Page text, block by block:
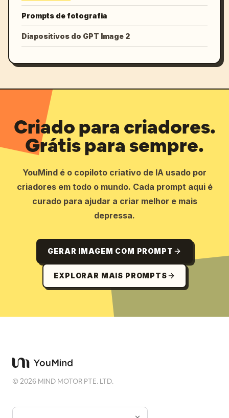
Prompts de fotografia
Diapositivos do GPT Image 2
Criado para criadores.
Grátis para sempre.
YouMind é o copiloto criativo de IA usado por
criadores em todo o mundo. Cada prompt aqui é
curado para ajudar a criar melhor e mais
depressa.
GERAR IMAGEM COM PROMPT
EXPLORAR MAIS PROMPTS
©2026 MIND MOTOR PTE. LTD.